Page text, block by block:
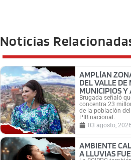
Noticias
AMPLÍAN
DEL VALLE DE
MUNICIPIOS Y
Brugada señaló
concentra 23
de la población
PIB nacional.
03 agosto, 2026
AMBIENTE
A LLUVIAS